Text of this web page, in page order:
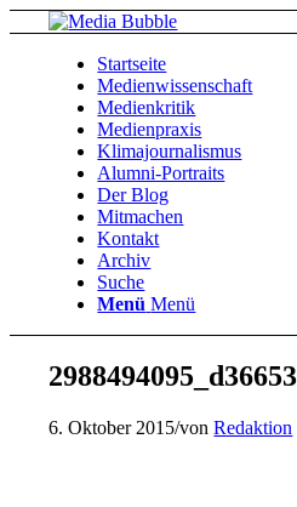
Startseite
Medienwissenschaft
Medienkritik
Medienpraxis
Klimajournalismus
Alumni-Portraits
Der Blog
Mitmachen
Kontakt
Archiv
Suche
Menü Menü
6. Oktober 2015/vonRedaktion